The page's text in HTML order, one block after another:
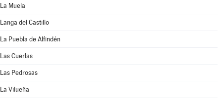
La Muela
Langa del Castillo
La Puebla de Alfindén
Las Cuerlas
Las Pedrosas
La Vilueña